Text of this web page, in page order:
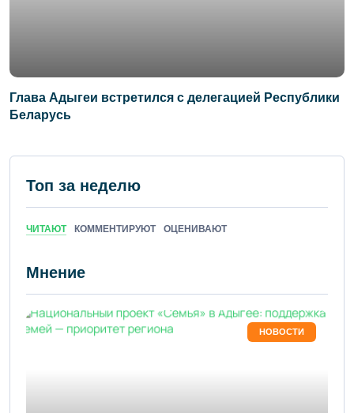
Глава Адыгеи встретился с делегацией Республики
Беларусь
Топ за неделю
ЧИТАЮТ КОММЕНТИРУЮТ ОЦЕНИВАЮТ
Мнение
НОВОСТИ